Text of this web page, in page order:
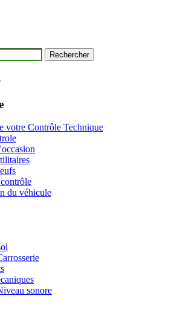
votre Contrôle Technique
du véhicule
sonore